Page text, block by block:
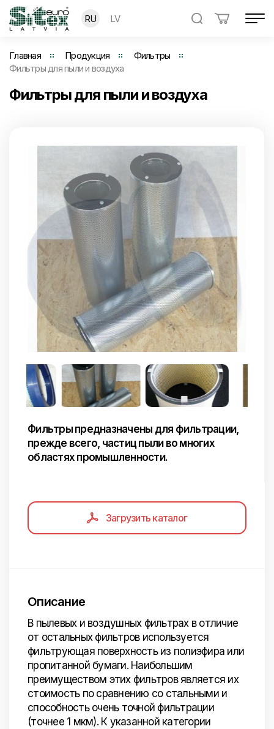
RU LV
Главная Продукция
Фильтры
Фильтры для пыли и воздуха
Фильтры для пыли и воздуха
Фильтры предназначены для фильтрации,
прежде всего, частиц пыли во многих
областях промышленности.
Загрузить каталог
Описание
В пылевых и воздушных фильтрах в отличие
от остальных фильтров используется
фильтрующая поверхность из полиэфира или
пропитанной бумаги. Наибольшим
преимуществом этих фильтров является их
стоимость по сравнению со стальными и
способность очень точной фильтрации
(точнее 1 мкм). К указанной категории